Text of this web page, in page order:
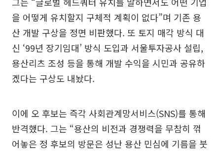
을 어떻게 유치할지 구체적 계획이 없다”며 기존 용
산 개발 구상을 정면 비판했다. 또 토지 매각 방식 대
신 ‘99년 장기임대’ 방식 도입과 서울투자공사 설립,
용산리츠 조성 등을 통해 개발 수익을 시민과 공유하
겠다는 구상도 내놨다.
이에 오 후보는 즉각 사회관계망서비스(SNS)를 통해
반격했다. 그는 “용산의 비전과 경쟁력을 무참히 꺾
어놓은 정 후보의 방문은 성난 용산 민심에 기름을 붓